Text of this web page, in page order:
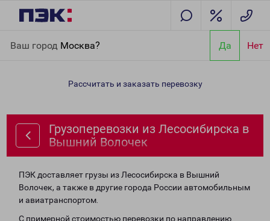
Ваш город Москва? Да Нет
Вышний Волочек
Рассчитать и заказать перевозку
Грузоперевозки из Лесосибирска в
Вышний Волочек
ПЭК доставляет грузы из Лесосибирска в Вышний
Волочек, а также в другие города России автомобильным
и авиатранспортом.
С примерной стоимостью перевозки по направлению